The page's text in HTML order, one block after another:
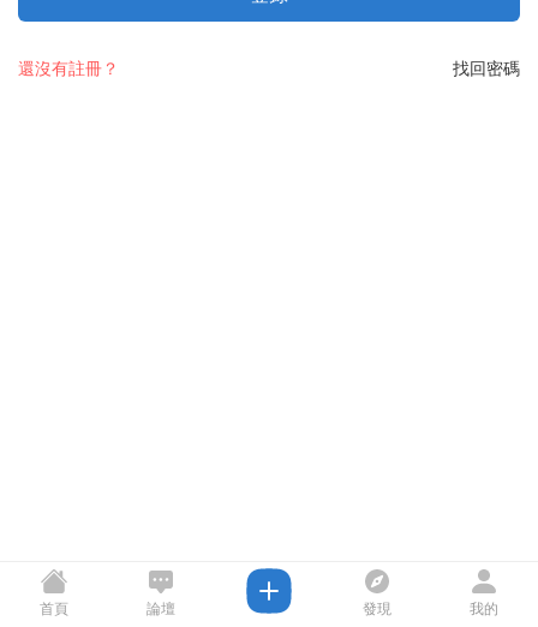
找回密碼
還沒有註冊？
首頁 論壇 發現 我的